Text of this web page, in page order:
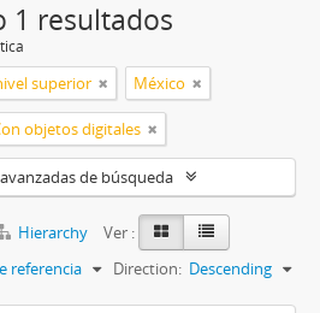
1 resultados
superior México
objetos digitales
de búsqueda
Hierarchy
Ver :
referencia Direction: Descending